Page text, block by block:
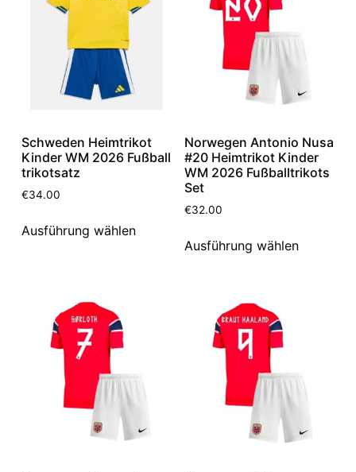
Schweden Heimtrikot
Kinder WM 2026 Fußball
trikotsatz
€34.00
Ausführung wählen
Norwegen Antonio Nusa
#20 Heimtrikot Kinder
WM 2026 Fußballtrikots
Set
€32.00
Ausführung wählen